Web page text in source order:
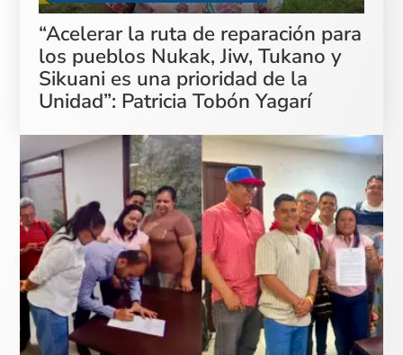
“Acelerar la ruta de reparación para
los pueblos Nukak, Jiw, Tukano y
Sikuani es una prioridad de la
Unidad”: Patricia Tobón Yagarí